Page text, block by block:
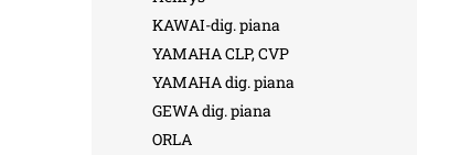
KAWAI-dig. piana
YAMAHA CLP, CVP
YAMAHA dig. piana
GEWA dig. piana
ORLA